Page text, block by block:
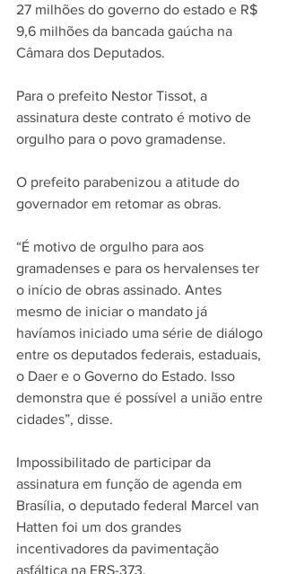
27 milhões do governo do estado e R$
9,6 milhões da bancada gaúcha na
Câmara dos Deputados.
Para o prefeito Nestor Tissot, a
assinatura deste contrato é motivo de
orgulho para o povo gramadense.
O prefeito parabenizou a atitude do
governador em retomar as obras.
“É motivo de orgulho para aos
gramadenses e para os hervalenses ter
o início de obras assinado. Antes
mesmo de iniciar o mandato já
havíamos iniciado uma série de diálogo
entre os deputados federais, estaduais,
o Daer e o Governo do Estado. Isso
demonstra que é possível a união entre
cidades”, disse.
Impossibilitado de participar da
assinatura em função de agenda em
Brasília, o deputado federal Marcel van
Hatten foi um dos grandes
incentivadores da pavimentação
asfáltica na ERS-373.